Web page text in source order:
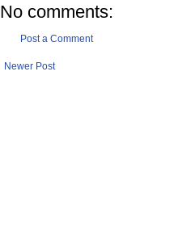
No comments:
Post a Comment
Newer Post